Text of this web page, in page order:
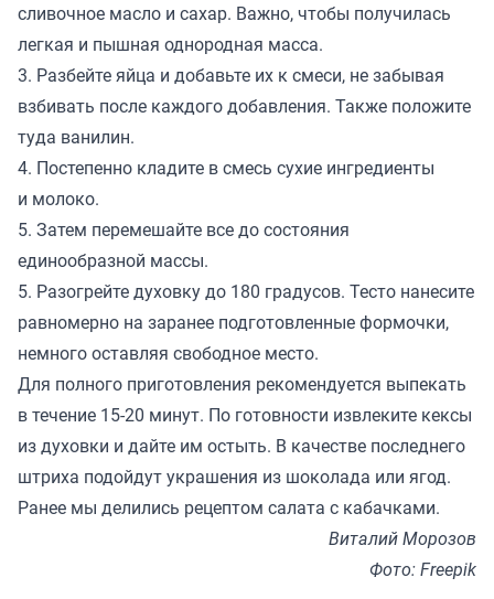
сливочное масло и сахар. Важно, чтобы получилась
легкая и пышная однородная масса.
3. Разбейте яйца и добавьте их к смеси, не забывая
взбивать после каждого добавления. Также положите
туда ванилин.
4. Постепенно кладите в смесь сухие ингредиенты
и молоко.
5. Затем перемешайте все до состояния
единообразной массы.
5. Разогрейте духовку до 180 градусов. Тесто нанесите
равномерно на заранее подготовленные формочки,
немного оставляя свободное место.
Для полного приготовления рекомендуется выпекать
в течение 15-20 минут. По готовности извлеките кексы
из духовки и дайте им остыть. В качестве последнего
штриха подойдут украшения из шоколада или ягод.
Ранее мы делились рецептом салата с кабачками.
Виталий Морозов
Фото: Freepik